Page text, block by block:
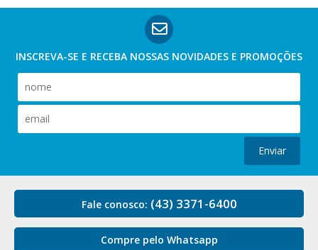
INSCREVA-SE E RECEBA NOSSAS NOVIDADES E PROMOÇÕES
Enviar
Fale conosco: (43) 3371-6400
Compre pelo Whatsapp